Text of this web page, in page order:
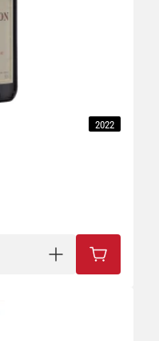
2022
IN DEN